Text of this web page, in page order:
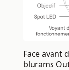
Face avant
blurams